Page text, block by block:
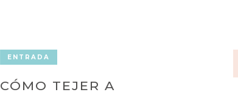
ENTRADA
CÓMO TEJER A